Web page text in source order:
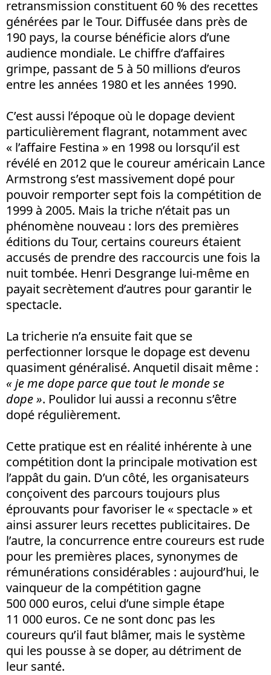
retransmission constituent 60 % des recettes
générées par le Tour. Diffusée dans près de
190 pays, la course bénéficie alors d’une
audience mondiale. Le chiffre d’affaires
grimpe, passant de 5 à 50 millions d’euros
entre les années 1980 et les années 1990.
C’est aussi l’époque où le dopage devient
particulièrement flagrant, notamment avec
« l’affaire Festina » en 1998 ou lorsqu’il est
révélé en 2012 que le coureur américain Lance
Armstrong s’est massivement dopé pour
pouvoir remporter sept fois la compétition de
1999 à 2005. Mais la triche n’était pas un
phénomène nouveau : lors des premières
éditions du Tour, certains coureurs étaient
accusés de prendre des raccourcis une fois la
nuit tombée. Henri Desgrange lui-même en
payait secrètement d’autres pour garantir le
spectacle.
La tricherie n’a ensuite fait que se
perfectionner lorsque le dopage est devenu
quasiment généralisé. Anquetil disait même :
« je me dope parce que tout le monde se
dope ». Poulidor lui aussi a reconnu s’être
dopé régulièrement.
Cette pratique est en réalité inhérente à une
compétition dont la principale motivation est
l’appât du gain. D’un côté, les organisateurs
conçoivent des parcours toujours plus
éprouvants pour favoriser le « spectacle » et
ainsi assurer leurs recettes publicitaires. De
l’autre, la concurrence entre coureurs est rude
pour les premières places, synonymes de
rémunérations considérables : aujourd’hui, le
vainqueur de la compétition gagne
500 000 euros, celui d’une simple étape
11 000 euros. Ce ne sont donc pas les
coureurs qu’il faut blâmer, mais le système
qui les pousse à se doper, au détriment de
leur santé.